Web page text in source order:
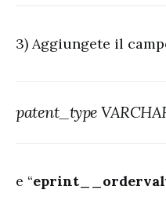
3) Aggiungete il
patent_type
e “